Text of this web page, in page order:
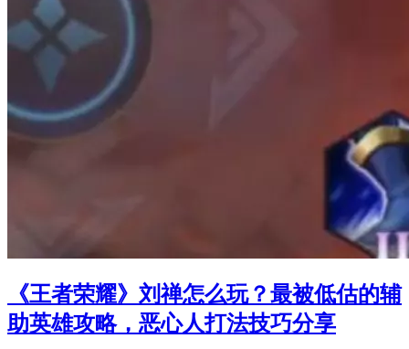
《王者荣耀》刘禅怎么玩？最被低估的辅
助英雄攻略，恶心人打法技巧分享